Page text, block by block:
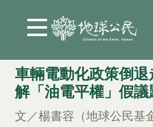
車輛電動化政策倒
解「油電平權」假議
文／楊書容（地球公民基